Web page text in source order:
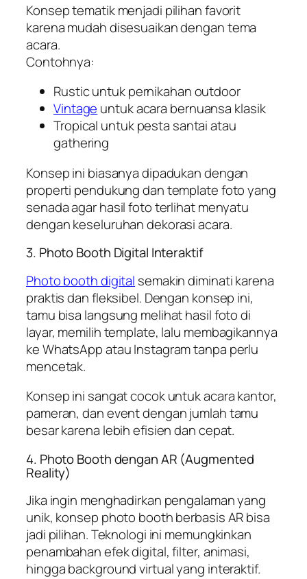
Konsep tematik menjadi pilihan favorit
karena mudah disesuaikan dengan tema
acara.
Contohnya:
Rustic untuk pernikahan outdoor
Vintage untuk acara bernuansa klasik
Tropical untuk pesta santai atau
gathering
Konsep ini biasanya dipadukan dengan
properti pendukung dan template foto yang
senada agar hasil foto terlihat menyatu
dengan keseluruhan dekorasi acara.
3. Photo Booth Digital Interaktif
Photo booth digital semakin diminati karena
praktis dan fleksibel. Dengan konsep ini,
tamu bisa langsung melihat hasil foto di
layar, memilih template, lalu membagikannya
ke WhatsApp atau Instagram tanpa perlu
mencetak.
Konsep ini sangat cocok untuk acara kantor,
pameran, dan event dengan jumlah tamu
besar karena lebih efisien dan cepat.
4. Photo Booth dengan AR (Augmented
Reality)
Jika ingin menghadirkan pengalaman yang
unik, konsep photo booth berbasis AR bisa
jadi pilihan. Teknologi ini memungkinkan
penambahan efek digital, filter, animasi,
hingga background virtual yang interaktif.